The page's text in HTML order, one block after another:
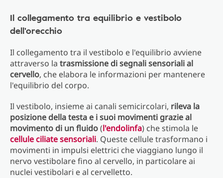
Il collegamento tra equilibrio e vestibolo
dell'orecchio
Il collegamento tra il vestibolo e l'equilibrio avviene
attraverso la trasmissione di segnali sensoriali al
cervello, che elabora le informazioni per mantenere
l'equilibrio del corpo.
Il vestibolo, insieme ai canali semicircolari, rileva la
posizione della testa e i suoi movimenti grazie al
movimento di un fluido(l'endolinfa) che stimola le
cellule ciliate sensoriali. Queste cellule trasformano i
movimenti in impulsi elettrici che viaggiano lungo il
nervo vestibolare fino al cervello, in particolare ai
nuclei vestibolari e al cervelletto.